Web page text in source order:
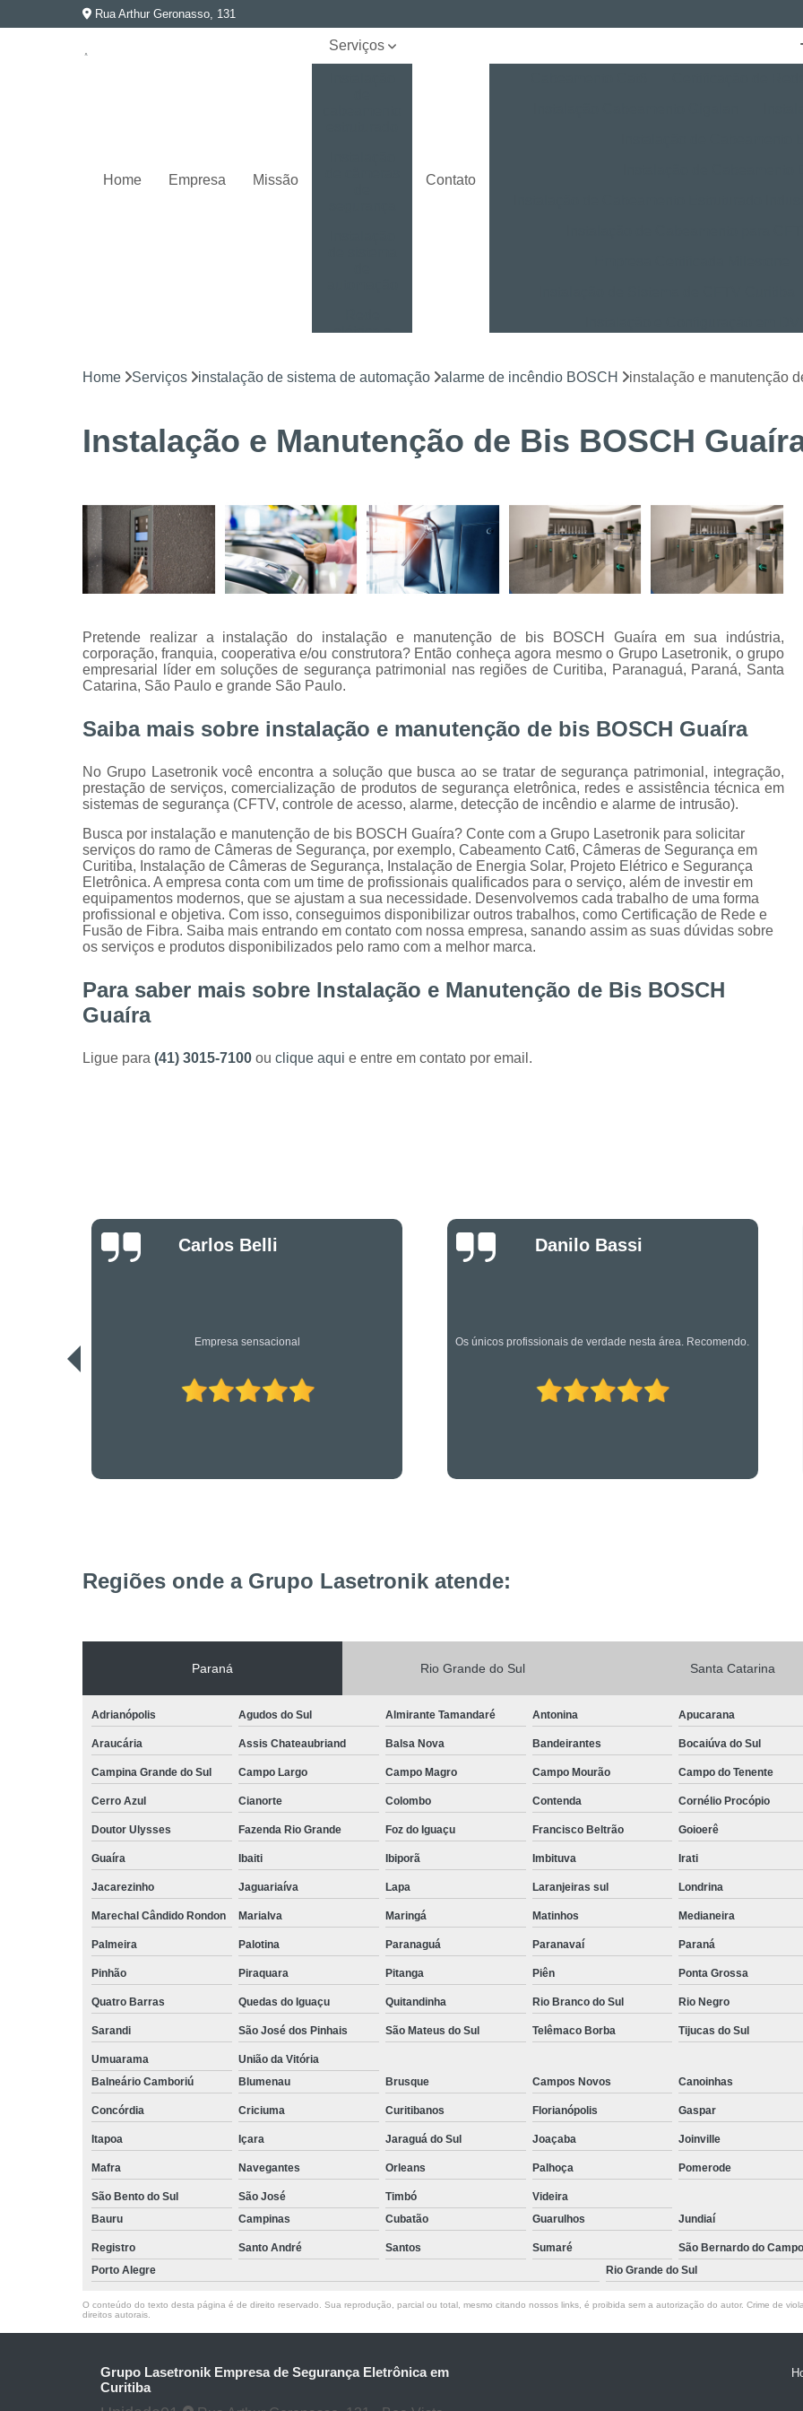
Rua Arthur Geronasso, 131
Home Empresa Missão
Serviços
elétrica e
Segurança
instalação
de câmeras
Serviços
técnicos
Contato
Instalação LPR para CFTV
Licença
Alarme de Incêndio BOSCH Curitiba
Instalação e
Instalação e Manutenção de Bis BOSCH
Instalação e Manutenção de Catracas
Integração de Sistema de Controle
Instalação de Energia Solar
Instalação de Sistema de Aterramento
Projeto e Instalação de SPDA
Alarme
Alarme Fibra Perimetral
Cofres
Instalação de Alarme Perimetral
Instalação e Manutenção Cerca Elétrica
Manutenção de Segurança Eletrônica Curitiba
Câmera para Acompanhamento de
Instalação Câmeras Hikvision
Instalação
Instalação de Câmeras Axis
Instalação e Configuração de Sistema para
Serviços
Home Serviços instalação de sistema de automação alarme de incêndio BOSCH instalação e manutenção
Instalação e Manutenção de Bis BOSCH
Pretende realizar a instalação do instalação e manutenção de bis BOSCH Guaíra em sua indústria,
corporação, franquia, cooperativa e/ou construtora? Então conheça agora mesmo o Grupo Lasetronik, o grupo
empresarial líder em soluções de segurança patrimonial nas regiões de Curitiba, Paranaguá, Paraná, Santa
Catarina, São Paulo e grande São Paulo.
Saiba mais sobre instalação e manutenção de bis BOSCH Guaíra
No Grupo Lasetronik você encontra a solução que busca ao se tratar de segurança patrimonial, integração,
prestação de serviços, comercialização de produtos de segurança eletrônica, redes e assistência técnica em
sistemas de segurança (CFTV, controle de acesso, alarme, detecção de incêndio e alarme de intrusão).
Busca por instalação e manutenção de bis BOSCH Guaíra? Conte com a Grupo Lasetronik para solicitar
serviços do ramo de Câmeras de Segurança, por exemplo, Cabeamento Cat6, Câmeras de Segurança em
Curitiba, Instalação de Câmeras de Segurança, Instalação de Energia Solar, Projeto Elétrico e Segurança
Eletrônica. A empresa conta com um time de profissionais qualificados para o serviço, além de investir em
equipamentos modernos, que se ajustam a sua necessidade. Desenvolvemos cada trabalho de uma forma
profissional e objetiva. Com isso, conseguimos disponibilizar outros trabalhos, como Certificação de Rede e
Fusão de Fibra. Saiba mais entrando em contato com nossa empresa, sanando assim as suas dúvidas sobre
os serviços e produtos disponibilizados pelo ramo com a melhor marca.
Para saber mais sobre Instalação e Manutenção de Bis BOSCH
Guaíra
Ligue para (41) 3015-7100 ou clique aqui e entre em contato por email.
Danilo Bassi
Os únicos profissionais de verdade nesta área. Recomendo.
Luciano Rueda
Oliveira
Os caras são bons mesmo! Profissionais de primeira!
Regiões onde a Grupo Lasetronik atende:
Paraná Rio Grande do Sul Santa Catarina
Adrianópolis Agudos do Sul Almirante Tamandaré Antonina Apucarana
Araucária Assis Chateaubriand Balsa Nova Bandeirantes Bocaiúva do Sul
Campina Grande do Sul Campo Largo Campo Magro Campo Mourão Campo do Tenente
Cerro Azul Cianorte Colombo Contenda Cornélio Procópio
Doutor Ulysses Fazenda Rio Grande Foz do Iguaçu Francisco Beltrão Goioerê
Guaíra Ibaiti Ibiporã Imbituva Irati
Jacarezinho Jaguariaíva Lapa Laranjeiras sul Londrina
Marechal Cândido Rondon Marialva Maringá Matinhos Medianeira
Palmeira Palotina Paranaguá Paranavaí Paraná
Pinhão Piraquara Pitanga Piên Ponta Grossa
Quatro Barras Quedas do Iguaçu Quitandinha Rio Branco do Sul Rio Negro
Sarandi São José dos Pinhais São Mateus do Sul Telêmaco Borba Tijucas do Sul
Umuarama
União da Vitória
Balneário Camboriú
Blumenau Brusque Campos Novos Canoinhas
Concórdia Criciuma Curitibanos Florianópolis Gaspar
Itapoa Içara Jaraguá do Sul Joaçaba Joinville
Mafra Navegantes Orleans Palhoça Pomerode
São Bento do Sul São José Timbó
Videira
Bauru
Campinas Cubatão Guarulhos Jundiaí
Registro Santo André Santos Sumaré São Bernardo do Campo
Porto Alegre
Rio Grande do Sul
O conteúdo do texto desta página é de direito reservado. Sua reprodução, parcial ou total, mesmo citando nossos links, é proibida sem a autorização do autor. Crime de
direitos autorais
Grupo Lasetronik Empresa de Segurança Eletrônica em
Curitiba